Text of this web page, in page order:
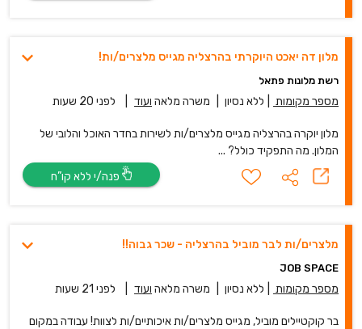
מלון דה יאכט היוקרתי בהרצליה מגייס מלצרים/ות!
רשת מלונות פתאל
מספר מקומות ללא נסיון משרה מלאה ועוד לפני 20 שעות
מלון יוקרה בהרצליה מגייס מלצרים/ות לשירות בחדר האוכל והלובי של
המלון. מה התפקיד כולל? ...
מלצרים/ות לבר מוביל בהרצליה - שכר גבוה!!
JOB SPACE
מספר מקומות ללא נסיון משרה מלאה ועוד לפני 21 שעות
בר קוקטיילים מוביל, מגייס מלצרים/ות איכותיים/ות לצוות! עבודה במקום